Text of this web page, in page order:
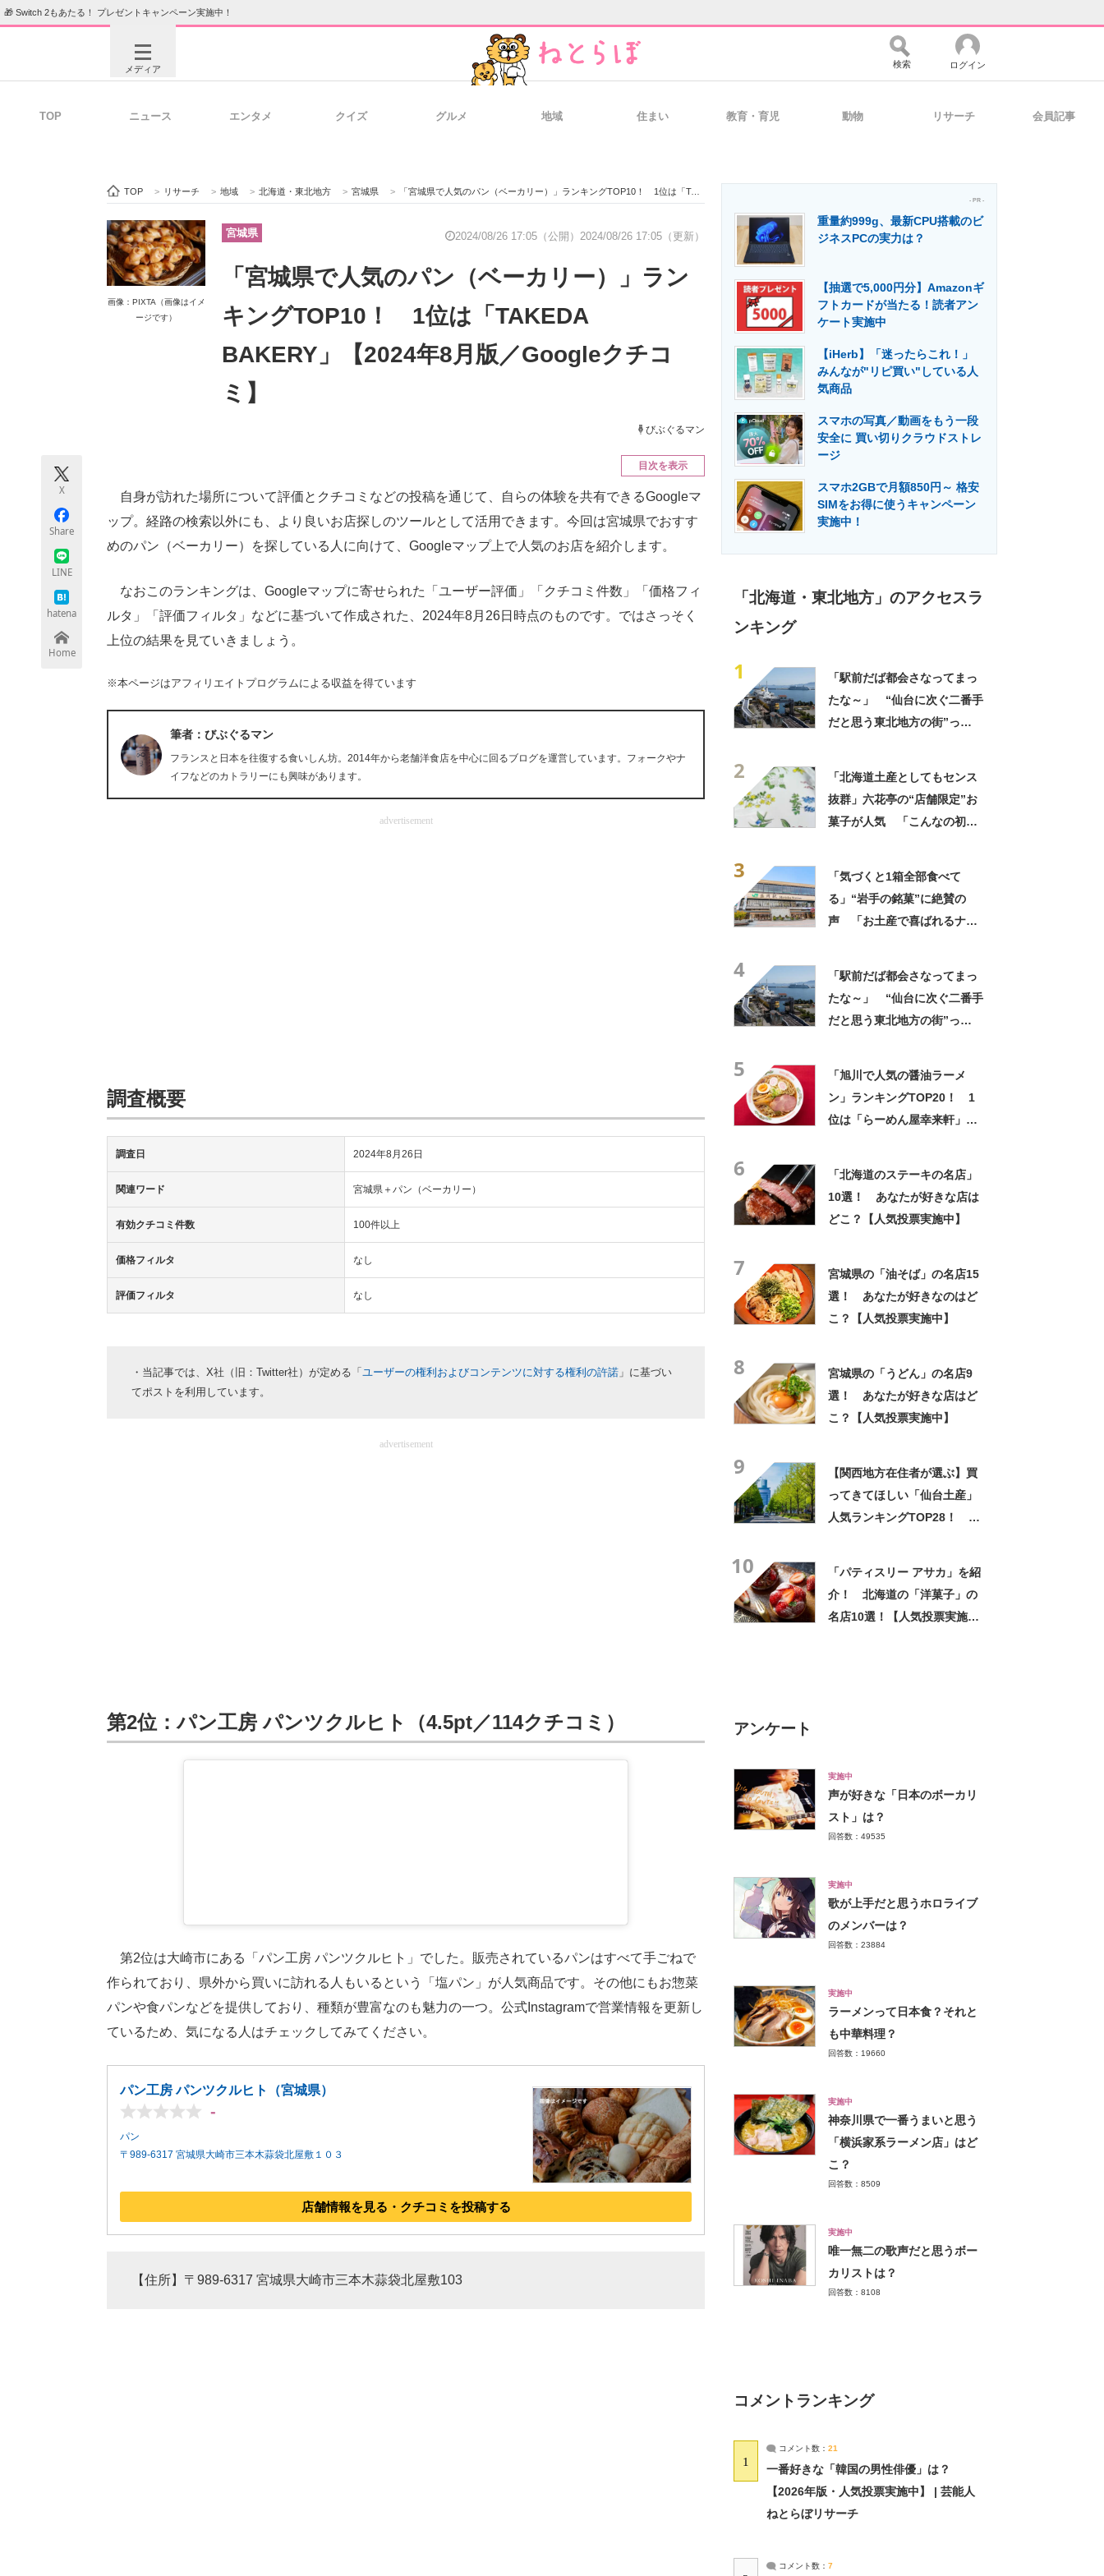
🎁 Switch 2もあたる！ プレゼントキャンペーン実施中！
メディア
ビジネスと働き方のヒント 経営リーダーのコミュニティ マーケ×ITの今がよく分かる
ITエンジニア向け専門サイト 製造業のIT導入・活用を支援
モノづくり技術者専門サイト エネルギーの専門メディア 建設×テクノロジーの最前線
検索 ログイン
TOP ニュース エンタメ クイズ グルメ 地域 住まい 教育・育児 動物 リサーチ 会員記事
TOP > リサーチ > 地域 > 北海道・東北地方 > 宮城県 > 「宮城県で人気のパン（ベーカリー）」ランキングTOP10！ 1位は「TAKEDA BAKERY」【2024年8月版／Googleクチコミ】
画像：PIXTA（画像はイメ
ージです）
宮城県 2024/08/26 17:05（公開） 2024/08/26 17:05（更新）
「宮城県で人気のパン（ベーカリー）」ラン
キングTOP10！ 1位は「TAKEDA
BAKERY」【2024年8月版／Googleクチコ
ミ】
びぶぐるマン
X
Share
LINE
hatena
Home
目次を表示
自身が訪れた場所について評価とクチコミなどの投稿を通じて、自らの体験を共有できるGoogleマ
ップ。経路の検索以外にも、より良いお店探しのツールとして活用できます。今回は宮城県でおすす
めのパン（ベーカリー）を探している人に向けて、Googleマップ上で人気のお店を紹介します。
なおこのランキングは、Googleマップに寄せられた「ユーザー評価」「クチコミ件数」「価格フィ
ルタ」「評価フィルタ」などに基づいて作成された、2024年8月26日時点のものです。ではさっそく
上位の結果を見ていきましょう。
※本ページはアフィリエイトプログラムによる収益を得ています
筆者：びぶぐるマン
フランスと日本を往復する食いしん坊。2014年から老舗洋食店を中心に回るブログを運営しています。フォークやナ
イフなどのカトラリーにも興味があります。
advertisement
調査概要
調査日 2024年8月26日
関連ワード 宮城県＋パン（ベーカリー）
有効クチコミ件数 100件以上
価格フィルタ なし
評価フィルタ なし
・当記事では、X社（旧：Twitter社）が定める「 ユーザーの権利およびコンテンツに対する権利の許諾 」に基づい
てポストを利用しています。
advertisement
第2位：パン工房 パンツクルヒト（4.5pt／114クチコミ）
第2位は大崎市にある「パン工房 パンツクルヒト」でした。販売されているパンはすべて手ごねで
作られており、県外から買いに訪れる人もいるという「塩パン」が人気商品です。その他にもお惣菜
パンや食パンなどを提供しており、種類が豊富なのも魅力の一つ。公式Instagramで営業情報を更新し
ているため、気になる人はチェックしてみてください。
パン工房 パンツクルヒト（宮城県）
-
パン
〒989-6317 宮城県大崎市三本木蒜袋北屋敷１０３
店舗情報を見る・クチコミを投稿する
【住所】〒989-6317 宮城県大崎市三本木蒜袋北屋敷103
- PR -
重量約999g、最新CPU搭載のビ
ジネスPCの実力は？
【抽選で5,000円分】Amazonギ
フトカードが当たる！読者アン
ケート実施中
【iHerb】「迷ったらこれ！」
みんなが"リピ買い"している人
気商品
スマホの写真／動画をもう一段
安全に 買い切りクラウドストレ
ージ
スマホ2GBで月額850円～ 格安
SIMをお得に使うキャンペーン
実施中！
「北海道・東北地方」のアクセスラ
ンキング
1
「駅前だば都会さなってまっ
たな～」 “仙台に次ぐ二番手
だと思う東北地方の街”っ
2
「北海道土産としてもセンス
抜群」六花亭の“店舗限定”お
菓子が人気 「こんなの初め
3
「気づくと1箱全部食べて
る」“岩手の銘菓”に絶賛の
声 「お土産で喜ばれるナン
4
「駅前だば都会さなってまっ
たな～」 “仙台に次ぐ二番手
だと思う東北地方の街”っ
5
「旭川で人気の醤油ラーメ
ン」ランキングTOP20！ 1
位は「らーめん屋幸来軒」
6
「北海道のステーキの名店」
10選！ あなたが好きな店は
どこ？【人気投票実施中】
7
宮城県の「油そば」の名店15
選！ あなたが好きなのはど
こ？【人気投票実施中】
8
宮城県の「うどん」の名店9
選！ あなたが好きな店はど
こ？【人気投票実施中】
9
【関西地方在住者が選ぶ】買
ってきてほしい「仙台土産」
人気ランキングTOP28！ 第
10
「パティスリー アサカ」を紹
介！ 北海道の「洋菓子」の
名店10選！【人気投票実施
アンケート
実施中
声が好きな「日本のボーカリ
スト」は？
回答数：49535
実施中
歌が上手だと思うホロライブ
のメンバーは？
回答数：23884
実施中
ラーメンって日本食？それと
も中華料理？
回答数：19660
実施中
神奈川県で一番うまいと思う
「横浜家系ラーメン店」はど
こ？
回答数：8509
実施中
唯一無二の歌声だと思うボー
カリストは？
回答数：8108
コメントランキング
1
コメント数： 21
一番好きな「韓国の男性俳優」は？
【2026年版・人気投票実施中】 | 芸能人
ねとらぼリサーチ
コメント数： 7